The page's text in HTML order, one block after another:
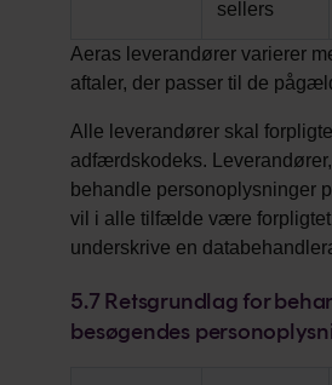
sellers
Aeras leverandører varierer
aftaler, der passer til de
Alle leverandører skal
adfærdskodeks.
behandle personoplysninger
vil i alle tilfælde være
underskrive en
5.7 Retsgrundlag for
besøgendes